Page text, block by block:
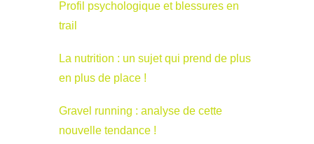
Profil psychologique et blessures en
trail
La nutrition : un sujet qui prend de plus
en plus de place !
Gravel running : analyse de cette
nouvelle tendance !